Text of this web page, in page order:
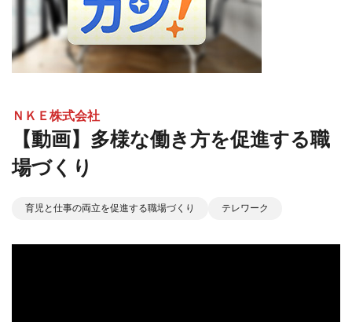
ＮＫＥ株式会社
【動画】多様な働き方を促進する職
場づくり
育児と仕事の両立を促進する職場づくり テレワーク